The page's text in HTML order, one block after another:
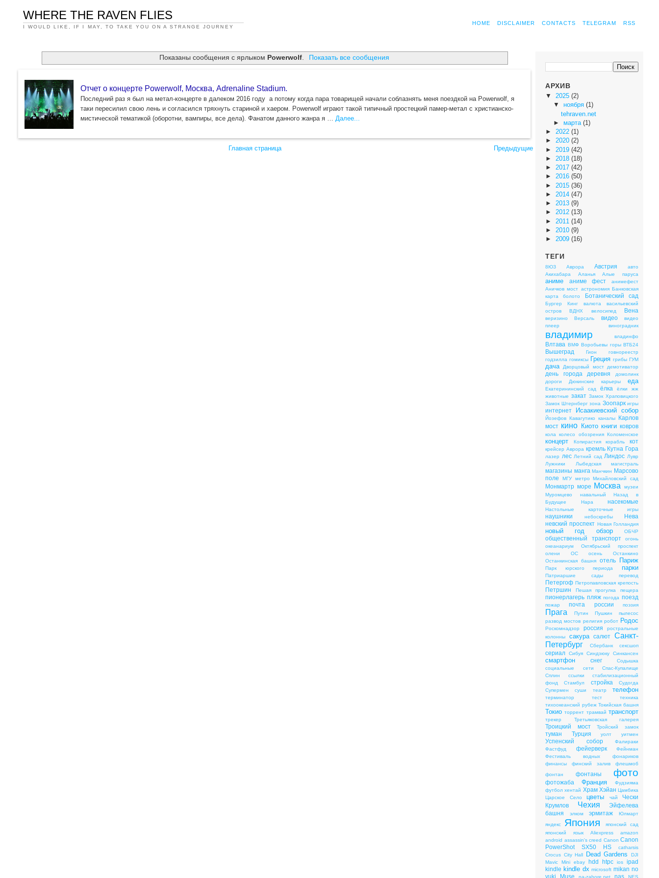
WHERE THE RAVEN FLIES
I WOULD LIKE, IF I MAY, TO TAKE YOU ON A STRANGE JOURNEY
HOME DISCLAIMER CONTACTS TELEGRAM RSS
Показаны сообщения с ярлыком Powerwolf. Показать все сообщения
Отчет о концерте Powerwolf, Москва, Adrenaline Stadium.
Последний раз я был на метал-концерте в далеком 2016 году а потому когда пара товарищей начали соблазнять меня поездкой на Powerwolf, я
таки пересилил свою лень и согласился тряхнуть стариной и хаером. Powerwolf играют такой типичный простецкий памер-метал с христианско-
мистической тематикой (оборотни, вампиры, все дела). Фанатом данного жанра я …
Далее...
Предыдущие
Главная страница
АРХИВ
▼ 2025 (2)
▼ ноября (1)
tehraven.net
► марта (1)
► 2022 (1)
► 2020 (2)
► 2019 (42)
► 2018 (18)
► 2017 (42)
► 2016 (50)
► 2015 (36)
► 2014 (47)
► 2013 (9)
► 2012 (13)
► 2011 (14)
► 2010 (9)
► 2009 (16)
ТЕГИ
8ЮЗ Аврора Австрия
авто
Акихабара
Аланья Алые паруса
аниме аниме фест
анимефест
Аничков мост астрономия Банковская
карта
болото Ботанический сад
Бургер Кинг валюта
васильевский
остров
ВДНХ велосипед Вена
веризино Версаль видео
видео
плеер
виноградник
владимир владинфо
Влтава ВМФ Воробьевы горы ВТБ24
Вышеград Гион
говнореестр
годзилла гомиксы Греция грибы ГУМ
дача Дворцовый мост демотиватор
день города деревня
домолинк
дороги
Дюкинские карьеры еда
Екатерининский сад ёлка ёлки
жж
животные закат Замок Храповицкого
Замок Штернберг зона Зоопарк игры
интернет Исаакиевский собор
Йозефов Кавагутико каналы
Карлов
мост кино Киото книги ковров
кола колесо обозрения Коломенское
концерт Копирастия корабль кот
крейсер Аврора кремль Кутна Гора
лазер лес Летний сад Линдос Лувр
Лужники
Лыбедская магистраль
магазины манга Манчкин Марсово
поле
МГУ метро Михайловский сад
Монмартр море Москва
музеи
Муромцево
навальный
Назад в
Будущее
Нара насекомые
Настольные карточные игры
наушники небоскребы
Нева
невский проспект Новая Голландия
новый год обзор ОБЧР
общественный транспорт
огонь
океанариум
Октябрьский проспект
олени
ОС осень
Останкино
Останкинская башня
отель Париж
Парк юрского периода парки
Патриаршие сады перевод
Петергоф Петропавловская крепость
Петршин Пешая прогулка пещера
пионерлагерь пляж погода поезд
пожар почта россии поэзия
Прага Путин Пушкин
пылесос
развод мостов религия робот Родос
Роскомнадзор россия
ростральные
колонны
сакура салют
Санкт-
Петербург
Сбербанк сексшоп
сериал Сибуя Синдзюку Синкансен
смартфон снег
Содышка
социальные сети
Спас-Купалище
Сплин
ссылки
стабилизационный
фонд
Стамбул стройка
Судогда
Супермен
суши театр телефон
терминатор тест
техника
тихоокеанский рубеж Токийская башня
Токио торрент трамвай транспорт
трекер Третьяковская галерея
Троицкий мост Тройский замок
туман Турция уолт уитмен
Успенский собор
Фалираки
Фастфуд
фейерверк
Фейнман
Фестиваль водных фонариков
финансы
финский залив
флешмоб
фонтан
фонтаны фото
фотожаба Франция
Фудзияма
футбол хентай Храм Хэйан Цамбика
Царское Cело
цветы чай
Чески
Крумлов
Чехия
Эйфелева
башня
элком эрмитаж
Юлмарт
яндекс
Япония
японский сад
японский язык
Aliexpress
amazon
android assassin's creed Canon Canon
PowerShot SX50 HS
catharsis
Crocus City Hall
Dead Gardens
DJI
Mavic Mini
ebay hdd htpc ios
ipad
kindle kindle dx microsoft mikan no
yuki
Muse na-zabore.net nas NES